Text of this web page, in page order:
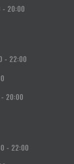
- 20:00
- 22:00
20:00
- 22:00